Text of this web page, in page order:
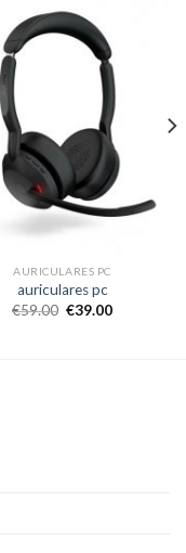
AURICULARES PC
auriculares pc
€59.00 €39.00